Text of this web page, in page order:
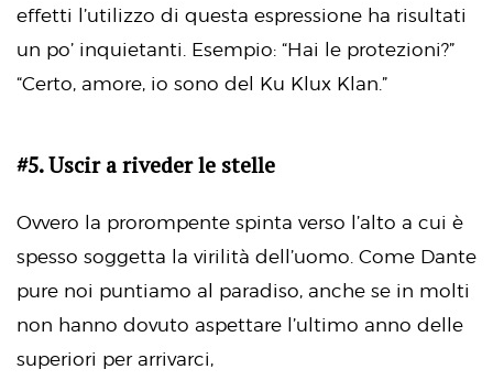
effetti l’utilizzo di questa espressione ha risultati
un po’ inquietanti. Esempio: “Hai le protezioni?”
“Certo, amore, io sono del Ku Klux Klan.”
#5. Uscir a riveder le stelle
Ovvero la prorompente spinta verso l’alto a cui è
spesso soggetta la virilità dell’uomo. Come Dante
pure noi puntiamo al paradiso, anche se in molti
non hanno dovuto aspettare l’ultimo anno delle
superiori per arrivarci,